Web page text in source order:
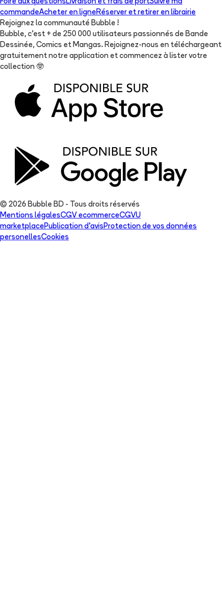
Foire aux questionsLivraison et frais de portSuivre ma
commandeAcheter en ligneRéserver et retirer en librairie
Rejoignez la communauté Bubble !
Bubble, c'est + de 250 000 utilisateurs passionnés de Bande
Dessinée, Comics et Mangas. Rejoignez-nous en téléchargeant
gratuitement notre application et commencez à lister votre
collection 🤓
© 2026 Bubble BD - Tous droits réservés
Mentions légalesCGV ecommerceCGVU
marketplacePublication d'avisProtection de vos données
personellesCookies